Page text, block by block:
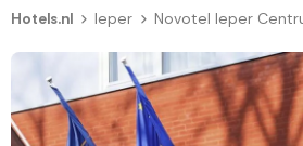
Hotels.nl Ieper Novotel Ieper